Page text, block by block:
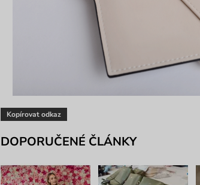
Kopírovat odkaz
DOPORUČENÉ ČLÁNKY